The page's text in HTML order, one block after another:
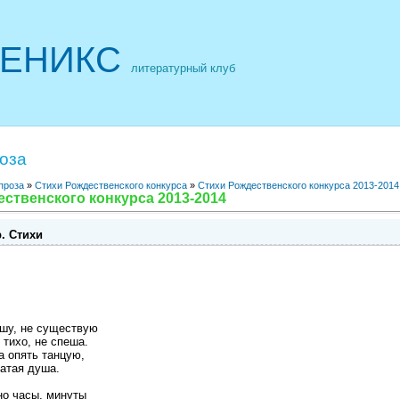
литературный клуб
» Стихи Рождественского конкурса » Стихи Рождественского конкурса 2013-2014
конкурса 2013-2014
Стихи
не существую
не спеша.
опять танцую,
душа.
часы, минуты